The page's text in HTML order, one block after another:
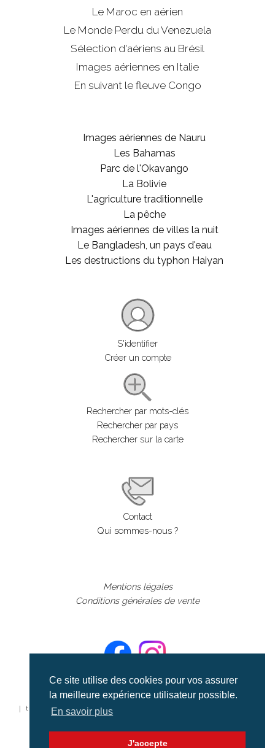
Ce site utilise des cookies pour vos assurer
la meilleure expérience utilisateur possible.
En savoir plus
J'accepte
Le Maroc en aérien
Le Monde Perdu du Venezuela
Sélection d'aériens au Brésil
Images aériennes en Italie
En suivant le fleuve Congo
Images aériennes de Nauru
Les Bahamas
Parc de l'Okavango
La Bolivie
L'agriculture traditionnelle
La pêche
Images aériennes de villes la nuit
Le Bangladesh, un pays d'eau
Les destructions du typhon Haiyan
S'identifier
Créer un compte
Rechercher par mots-clés
Rechercher par pays
Rechercher sur la carte
Contact
Qui sommes-nous ?
Mentions légales
Conditions générales de vente
©aerialcollection marque déposée 2024
| tous droits réservés | aerialcollection.fr banque d'images
aériennes et documentaires video et cinéma |